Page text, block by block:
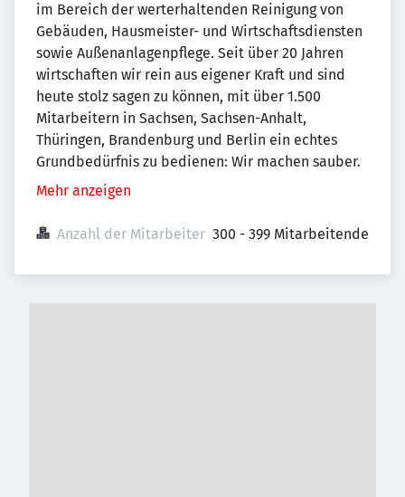
im Bereich der werterhaltenden Reinigung von
Gebäuden, Hausmeister- und Wirtschaftsdiensten
sowie Außenanlagenpflege. Seit über 20 Jahren
wirtschaften wir rein aus eigener Kraft und sind
heute stolz sagen zu können, mit über 1.500
Mitarbeitern in Sachsen, Sachsen-Anhalt,
Thüringen, Brandenburg und Berlin ein echtes
Grundbedürfnis zu bedienen: Wir machen sauber.
Mehr anzeigen
Anzahl der Mitarbeiter 300 - 399 Mitarbeitende